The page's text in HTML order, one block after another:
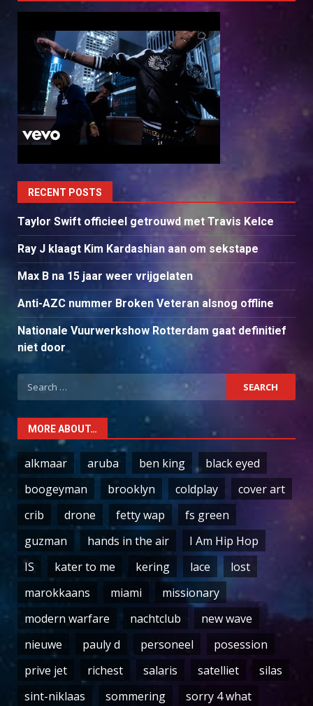
RECENT POSTS
Taylor Swift officieel getrouwd met Travis Kelce
Ray J klaagt Kim Kardashian aan om sekstape
Max B na 15 jaar weer vrijgelaten
Anti-AZC nummer Broken Veteran alsnog offline
Nationale Vuurwerkshow Rotterdam gaat definitief
niet door
Search
for:
MORE ABOUT…
alkmaar aruba ben king
black eyed
boogeyman
brooklyn coldplay
cover art
crib
drone fetty wap
fs green
guzman
hands in the air
I Am Hip Hop
IS
kater to me kering lace
lost
marokkaans
miami
missionary
modern warfare
nachtclub
new wave
nieuwe
pauly d personeel
posession
prive jet
richest salaris satelliet
silas
sint-niklaas
sommering sorry 4 what